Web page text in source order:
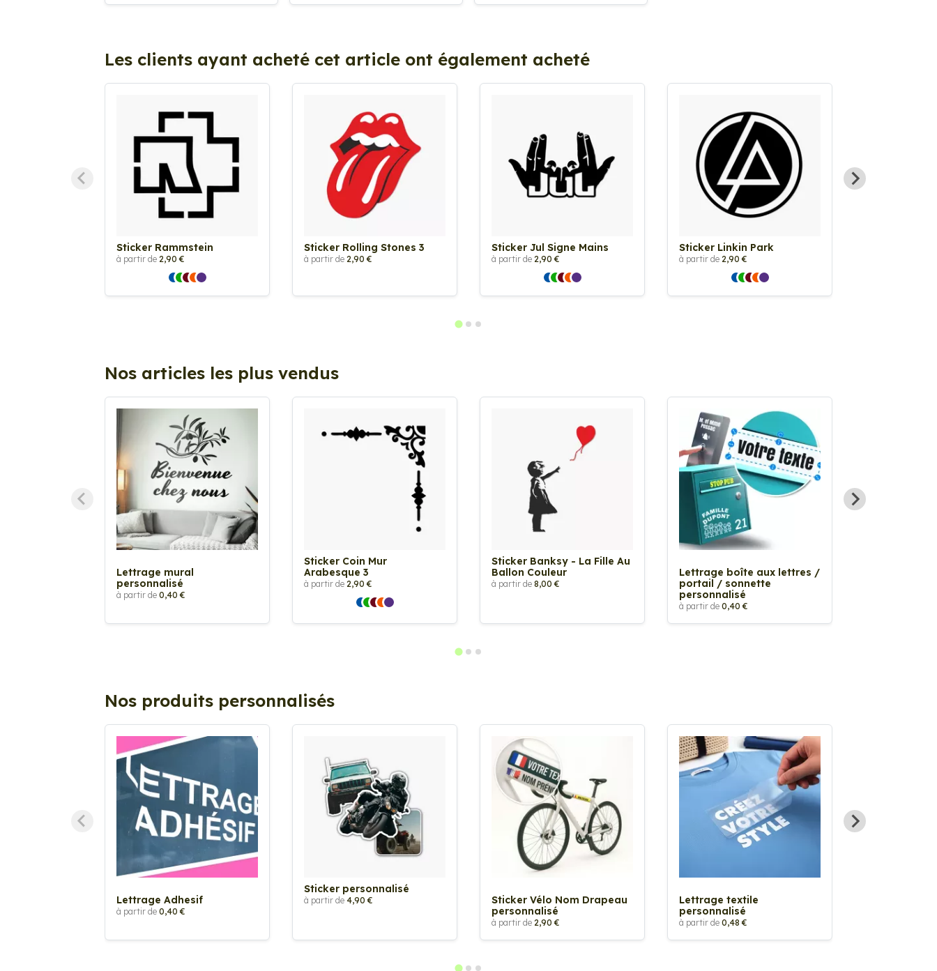
Les clients ayant acheté cet article ont également acheté
Sticker Rammstein
à partir de 2,90 €
Sticker Rolling Stones 3
à partir de 2,90 €
Sticker Jul Signe Mains
à partir de 2,90 €
Sticker Linkin Park
à partir de 2,90 €
Nos articles les plus vendus
Lettrage mural
personnalisé
à partir de 0,40 €
Sticker Coin Mur
Arabesque 3
à partir de 2,90 €
Sticker Banksy - La Fille Au
Ballon Couleur
à partir de 8,00 €
Lettrage boîte aux lettres /
portail / sonnette
personnalisé
à partir de 0,40 €
Nos produits personnalisés
Lettrage Adhesif
à partir de 0,40 €
Sticker personnalisé
à partir de 4,90 €
Sticker Vélo Nom Drapeau
personnalisé
à partir de 2,90 €
Lettrage textile
personnalisé
à partir de 0,48 €